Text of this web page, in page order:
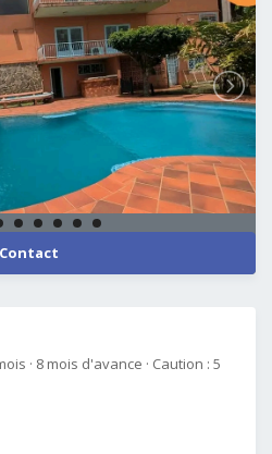
Contact
· 8 mois d'avance · Caution : 5